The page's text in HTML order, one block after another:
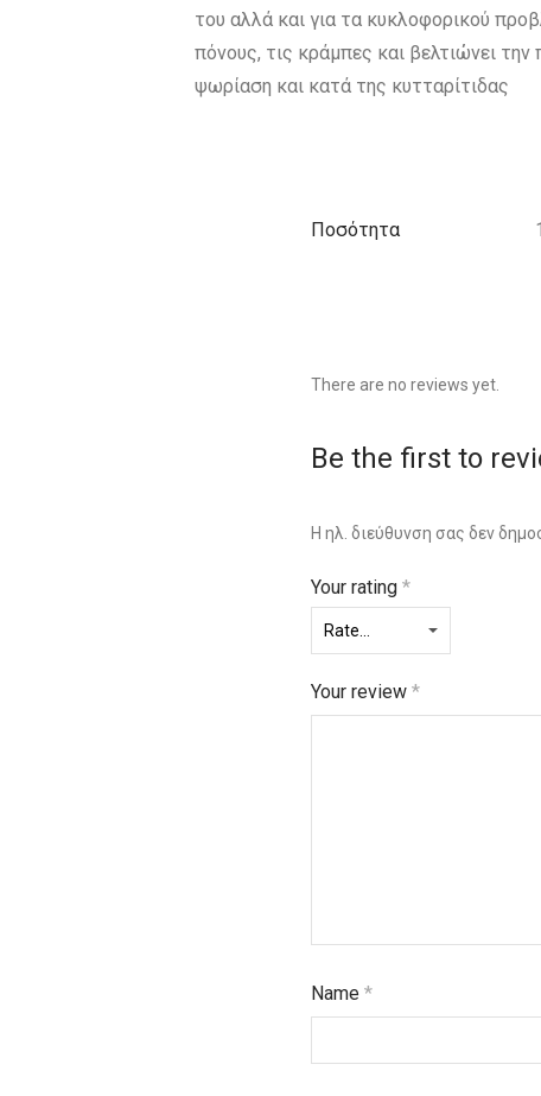
του αλλά και για τα κυκλοφορικού
πόνους, τις κράμπες και βελτιώνει την
ψωρίαση και κατά της κυτταρίτιδας
Ποσότητα
There are no reviews yet.
Be the first to
Η ηλ. διεύθυνση σας δεν
Your rating *
Your review *
Name *